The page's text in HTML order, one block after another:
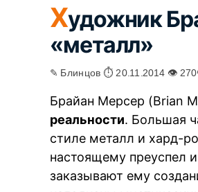
Художник
«металл»
✎ Блинцов ⏱ 20.11.2014 👁 270
Брайан Мерсер (Brian
реальности. Большая
стиле металл и хард-
настоящему преуспел
заказывают ему